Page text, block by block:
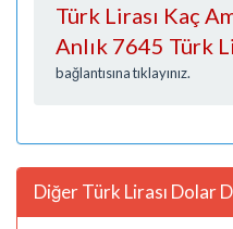
Türk Lirası Kaç
Anlık 7645 Türk
bağlantısına tıklayınız.
Diğer Türk Lirası Dolar